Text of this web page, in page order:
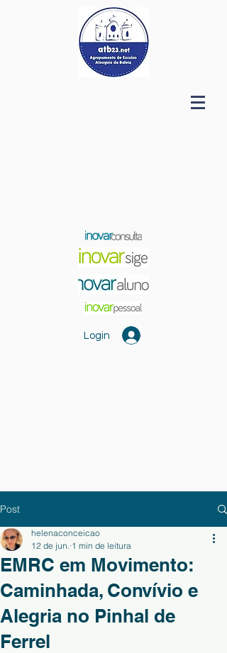
Login
Post
EMRC em Movimento:
Caminhada, Convívio e
Alegria no Pinhal de
Ferrel
helenaconceicao
12 de jun. 1 min de leitura